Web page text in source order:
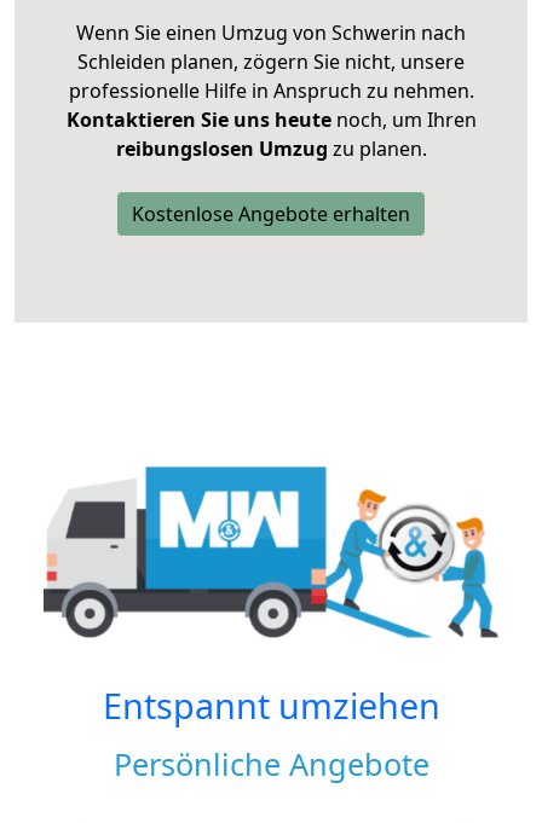
Wenn Sie einen Umzug von Schwerin nach
Schleiden planen, zögern Sie nicht, unsere
professionelle Hilfe in Anspruch zu nehmen.
Kontaktieren Sie uns heutenoch, um Ihren
reibungslosen Umzug zu planen.
Kostenlose Angebote erhalten
Entspannt umziehen
Persönliche Angebote